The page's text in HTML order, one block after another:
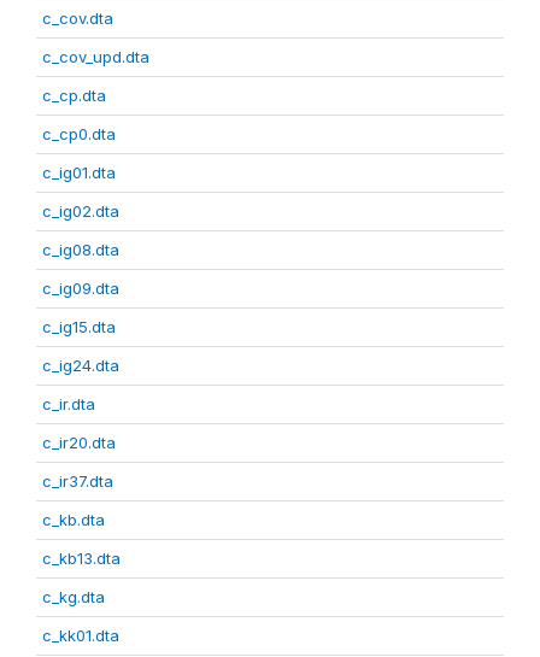
c_cov.dta
c_cov_upd.dta
c_cp.dta
c_cp0.dta
c_ig01.dta
c_ig02.dta
c_ig08.dta
c_ig09.dta
c_ig15.dta
c_ig24.dta
c_ir.dta
c_ir20.dta
c_ir37.dta
c_kb.dta
c_kb13.dta
c_kg.dta
c_kk01.dta